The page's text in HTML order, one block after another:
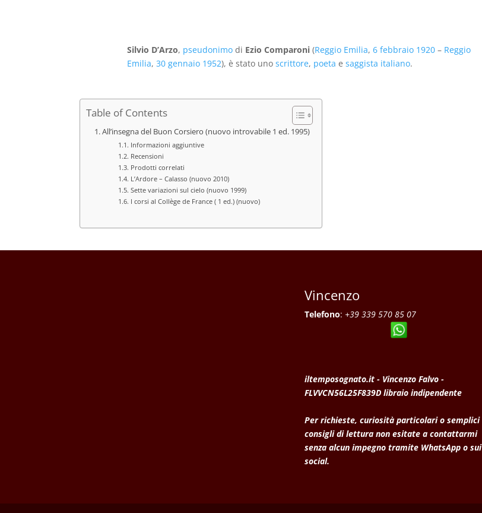
Silvio D’Arzo, pseudonimodi Ezio Comparoni(Reggio Emilia, 6 febbraio 1920– Reggio
Emilia, 30 gennaio 1952), è stato uno scrittore, poeta e saggista italiano.
Table of Contents
All’insegna del Buon Corsiero (nuovo introvabile 1 ed. 1995)
Informazioni aggiuntive
Recensioni
Prodotti correlati
L’Ardore – Calasso (nuovo 2010)
Sette variazioni sul cielo (nuovo 1999)
I corsi al Collège de France ( 1 ed.) (nuovo)
Vincenzo
Telefono: +39 339 570 85 07
iltemposognato.it - Vincenzo Falvo -
FLVVCN56L25F839D libraio indipendente
Per richieste, curiosità particolari o semplici
consigli di lettura non esitate a contattarmi
senza alcun impegno tramite WhatsApp o sui
social.